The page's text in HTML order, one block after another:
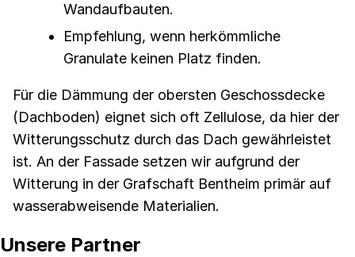
Wandaufbauten.
Empfehlung, wenn herkömmliche
Granulate keinen Platz finden.
Für die Dämmung der obersten Geschossdecke
(Dachboden) eignet sich oft Zellulose, da hier der
Witterungsschutz durch das Dach gewährleistet
ist. An der Fassade setzen wir aufgrund der
Witterung in der Grafschaft Bentheim primär auf
wasserabweisende Materialien.
Unsere Partner